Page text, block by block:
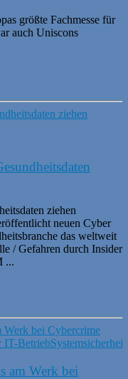
größte Fachmesse für
auch Uniscons
ziehen
neuen Cyber
das weltweit
/ Gefahren durch Insider
...
IT-BetriebSystemsicherheit
am Werk bei